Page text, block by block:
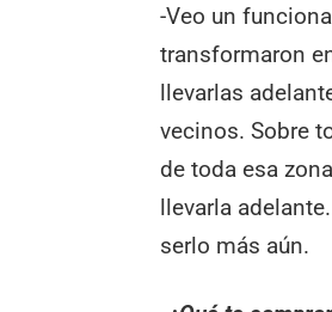
-Veo un
transformaron
llevarlas
vecinos. Sobre
de toda esa
llevarla
serlo más aún.